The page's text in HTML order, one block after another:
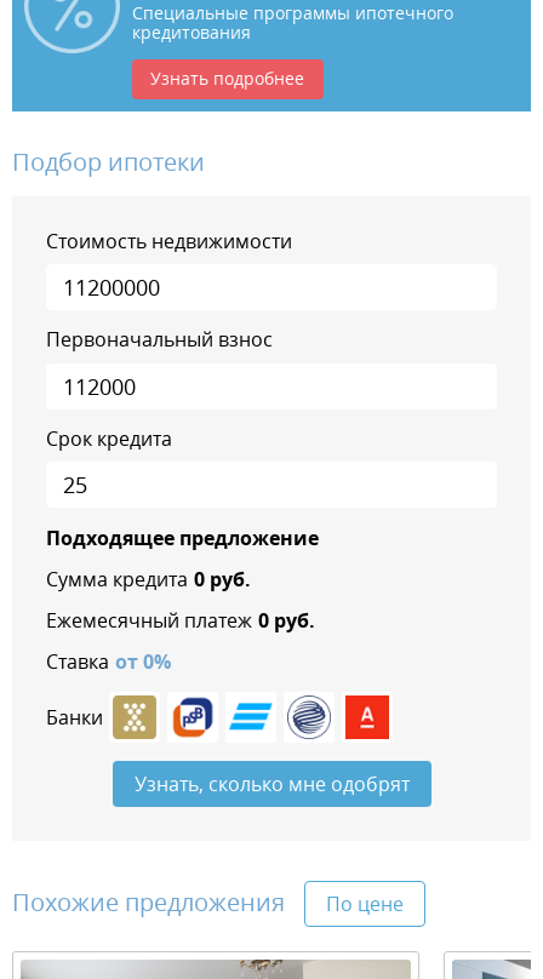
Специальные программы ипотечного
кредитования
Узнать подробнее
Подбор ипотеки
Стоимость недвижимости
Первоначальный взнос
Срок кредита
Подходящее предложение
Сумма кредита 0руб.
Ежемесячный платеж 0руб.
Ставка от0%
Банки
Узнать, сколько мне одобрят
Похожие предложения По цене